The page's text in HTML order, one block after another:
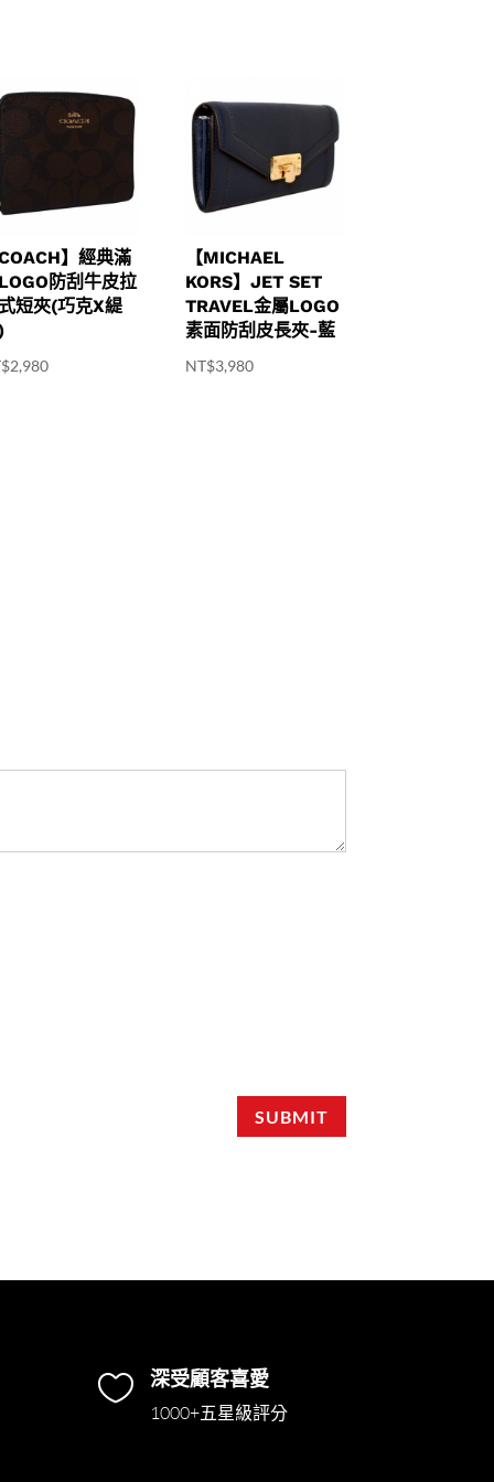
COACH】經典滿
防刮牛皮拉
短夾(巧克X緹
2,980
【MICHAEL
KORS】JET SET
TRAVEL金屬LOGO
素面防刮皮長夾-藍
NT$3,980
SUBMIT
 深受顧客喜愛
1000+五星級評分